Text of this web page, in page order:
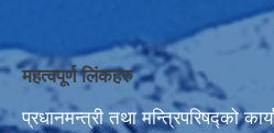
महत्वपूर्ण लिंकहरु
प्रधानमन्त्री तथा मन्त्रिपरिषद्को